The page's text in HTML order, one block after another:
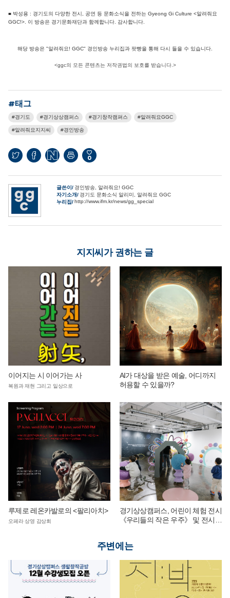
■ 박성용 : 경기도의 다양한 전시, 공연 등 문화소식을 전하는 Gyeong Gi Culture <알려줘요
GGC!>. 이 방송은 경기문화재단과 함께합니다. 감사합니다.
해당 방송은 "알려줘요! GGC" 경인방송 누리집과 팟빵을 통해 다시 들을 수 있습니다.
<ggc의 모든 콘텐츠는 저작권법의 보호를 받습니다.>
#태그
경기도 경기상상캠퍼스 경기창작캠펴스 알려줘요GGC
알려줘요지지씨 경인방송
0
글쓴이
경인방송, 알려줘요! GGC
자기소개
경기도 문화소식 알리미, 알려줘요 GGC
누리집 http://www.ifm.kr/news/gg_special
지지씨가 권하는 글
이어지는 시 이어가는 사
복원과 재현 그리고 일상으로
AI가 대상을 받은 예술, 어디까지
허용할 수 있을까?
루제로 레온카발로의 <팔리아치>
오페라 상영 감상회
경기상상캠퍼스, 어린이 체험 전시
《우리들의 작은 우주》 및 전시
주변에는